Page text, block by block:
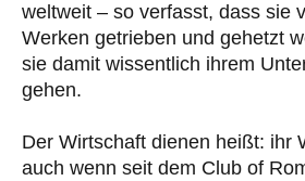
weltweit – so verfasst, dass sie
Wer­ken getrieben und gehetzt
sie damit wissentlich ihrem
gehen.
Der Wirtschaft dienen heißt: ihr
auch wenn seit dem Club of